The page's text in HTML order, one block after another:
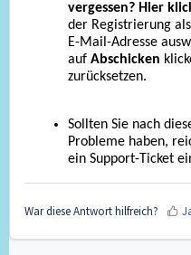
vergessen? Hier
der Registrierung
E-Mail-Adresse
auf Abschicken
zurücksetzen.
Sollten Sie nach
Probleme haben,
ein Support-Ticket
War diese Antwort hilfreich?